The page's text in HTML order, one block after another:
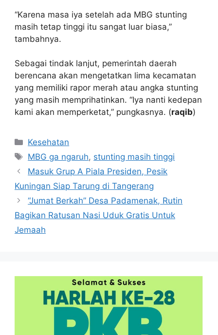
“Karena masa iya setelah ada MBG stunting
masih tetap tinggi itu sangat luar biasa,”
tambahnya.
Sebagai tindak lanjut, pemerintah daerah
berencana akan mengetatkan lima kecamatan
yang memiliki rapor merah atau angka stunting
yang masih memprihatinkan. “Iya nanti kedepan
kami akan memperketat,” pungkasnya. (raqib)
Kategori
Kesehatan
Tag
MBG ga ngaruh, stunting masih tinggi
Masuk Grup A Piala Presiden, Pesik
Kuningan Siap Tarung di Tangerang
“Jumat Berkah” Desa Padamenak, Rutin
Bagikan Ratusan Nasi Uduk Gratis Untuk
Jemaah